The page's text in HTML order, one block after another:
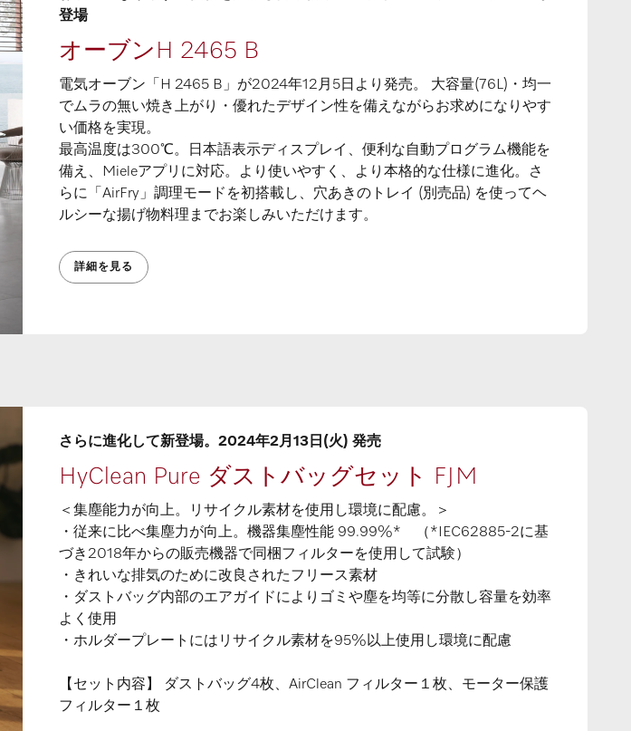
登場
オーブンH 2465 B
電気オーブン「H 2465 B」が2024年12月5日より発売。 大容量(76L)・均一
でムラの無い焼き上がり・優れたデザイン性を備えながらお求めになりやす
い価格を実現。
最高温度は300℃。日本語表示ディスプレイ、便利な自動プログラム機能を
備え、Mieleアプリに対応。より使いやすく、より本格的な仕様に進化。さ
らに「AirFry」調理モードを初搭載し、穴あきのトレイ (別売品) を使ってヘ
ルシーな揚げ物料理までお楽しみいただけます。
詳細を見る
さらに進化して新登場。2024年2月13日(火) 発売
HyClean Pure ダストバッグセット FJM
＜集塵能力が向上。リサイクル素材を使用し環境に配慮。＞
・従来に比べ集塵力が向上。機器集塵性能 99.99%* （*IEC62885-2に基
づき2018年からの販売機器で同梱フィルターを使用して試験）
・きれいな排気のために改良されたフリース素材
・ダストバッグ内部のエアガイドによりゴミや塵を均等に分散し容量を効率
よく使用
・ホルダープレートにはリサイクル素材を95%以上使用し環境に配慮
【セット内容】 ダストバッグ4枚、AirClean フィルター１枚、モーター保護
フィルター１枚